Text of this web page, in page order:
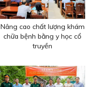
Nâng cao chất lượng khám
chữa bệnh bằng y học cổ
truyền